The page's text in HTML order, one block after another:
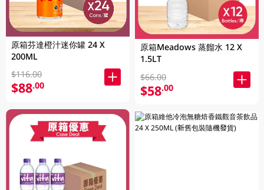
原箱芬達橙汁迷你罐 24 X
200ML
$116.00
$88.00
原箱Meadows 蒸餾水 12 X
1.5LT
$66.00
$58.00